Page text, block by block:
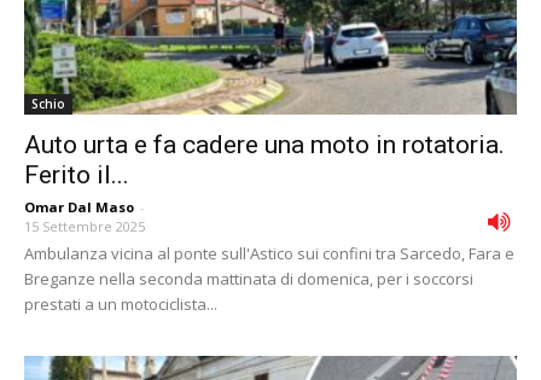
Schio
Auto urta e fa cadere una moto in rotatoria.
Ferito il...
Omar Dal Maso -
15 Settembre 2025
Ambulanza vicina al ponte sull'Astico sui confini tra Sarcedo, Fara e
Breganze nella seconda mattinata di domenica, per i soccorsi
prestati a un motociclista...